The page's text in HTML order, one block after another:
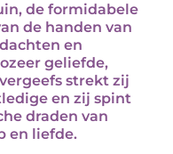
de formidabele
de handen van
en
geliefde,
strekt zij
en zij spint
draden van
en liefde.